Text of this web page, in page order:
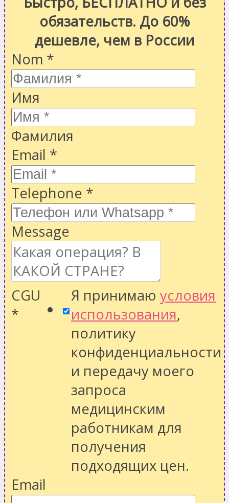
обязательств. До 60%
дешевле, чем в России
Nom *
Имя
Фамилия
Email *
Telephone *
Message
CGU
*
Я принимаю условия
использования,
политику
конфиденциальности
и передачу моего
запроса
медицинским
работникам для
получения
подходящих цен.
Email